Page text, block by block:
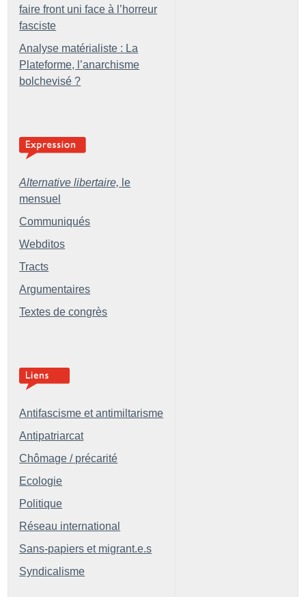
faire front uni face à l’horreur
fasciste
Analyse matérialiste : La
Plateforme, l’anarchisme
bolchevisé ?
Alternative libertaire, le
mensuel
Communiqués
Webditos
Tracts
Argumentaires
Textes de congrès
Antifascisme et antimiltarisme
Antipatriarcat
Chômage / précarité
Ecologie
Politique
Réseau international
Sans-papiers et migrant.e.s
Syndicalisme